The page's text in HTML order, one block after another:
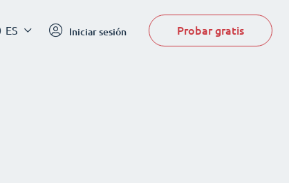
ES Iniciar sesión Probar gratis